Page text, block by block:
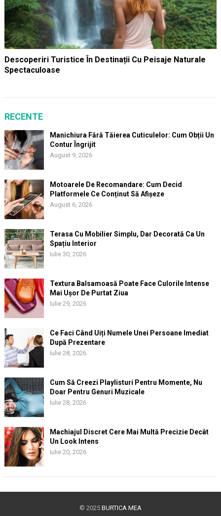
Descoperiri Turistice În Destinații Cu Peisaje Naturale
Spectaculoase
RECENTE
Manichiura Fără Tăierea Cuticulelor: Cum Obții Un
Contur Îngrijit
August 9, 2026
Motoarele De Recomandare: Cum Decid
Platformele Ce Conținut Să Afișeze
August 6, 2026
Terasa Cu Mobilier Simplu, Dar Decorată Ca Un
Spațiu Interior
Iulie 30, 2026
Textura Balsamoasă Poate Face Culorile Intense
Mai Ușor De Purtat Ziua
Iulie 29, 2026
Ce Faci Când Uiți Numele Unei Persoane Imediat
După Prezentare
Iulie 28, 2026
Cum Să Creezi Playlisturi Pentru Momente, Nu
Doar Pentru Genuri Muzicale
Iulie 28, 2026
Machiajul Discret Cere Mai Multă Precizie Decât
Un Look Intens
Iulie 20, 2026
© 2025 BURTICA MEA